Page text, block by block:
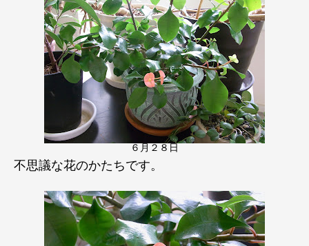
６月２８日
不思議な花のかたちです。